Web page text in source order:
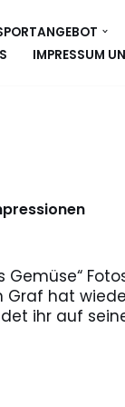
IMPRESSUM
Gemüse“
Graf hat
ihr auf